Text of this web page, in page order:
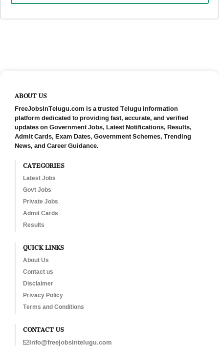
ABOUT US
FreeJobsInTelugu.com is a trusted Telugu information
platform dedicated to providing fast, accurate, and verified
updates on Government Jobs, Latest Notifications, Results,
Admit Cards, Exam Dates, Government Schemes, Trending
News, and Career Guidance.
CATEGORIES
Latest Jobs
Govt Jobs
Private Jobs
Admit Cards
Results
QUICK LINKS
About Us
Contact us
Disclaimer
Privacy Policy
Terms and Conditions
CONTACT US
info@freejobsintelugu.com